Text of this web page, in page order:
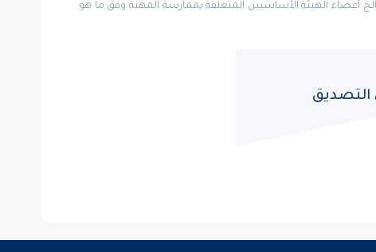
بأن من أهداف الهيئة : العمل على رعاية مصالح أعضاء الهيئة الأساسيين المتعلقة بممارسة المهنة وفق ما هو
التصديق